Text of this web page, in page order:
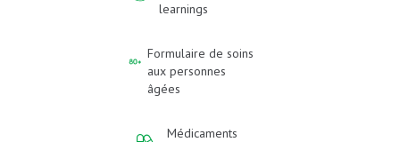
learnings
Formulaire de soins
aux personnes
âgées
Médicaments